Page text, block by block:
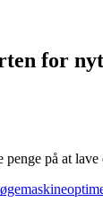
for
på at